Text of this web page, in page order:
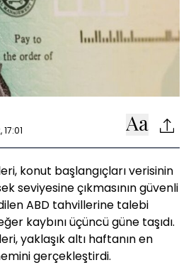
17:01
konut başlangıçları verisinin
seviyesine çıkmasının güvenli
ABD tahvillerine talebi
kaybını üçüncü güne taşıdı.
yaklaşık altı haftanın en
gerçekleştirdi.